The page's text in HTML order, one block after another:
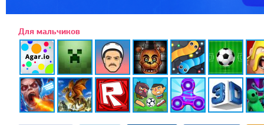
Для мальчиков